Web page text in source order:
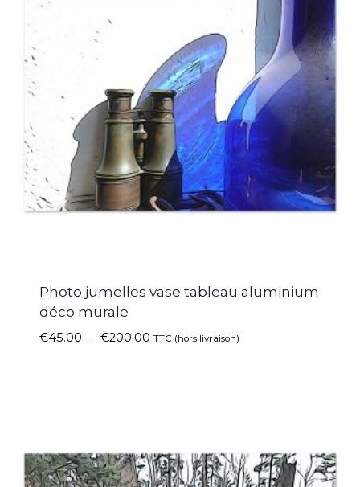
Photo jumelles vase tableau aluminium
déco murale
€45.00 – €200.00 TTC (hors livraison)